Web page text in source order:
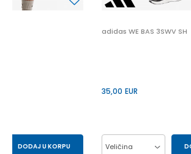
DODAJ U KORPU
adidas WE BAS 3SWV SH
35,00 EUR
Veličina